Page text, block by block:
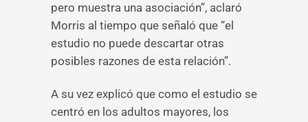
pero muestra una asociación”, aclaró
Morris al tiempo que señaló que “el
estudio no puede descartar otras
posibles razones de esta relación”.
A su vez explicó que como el estudio se
centró en los adultos mayores, los